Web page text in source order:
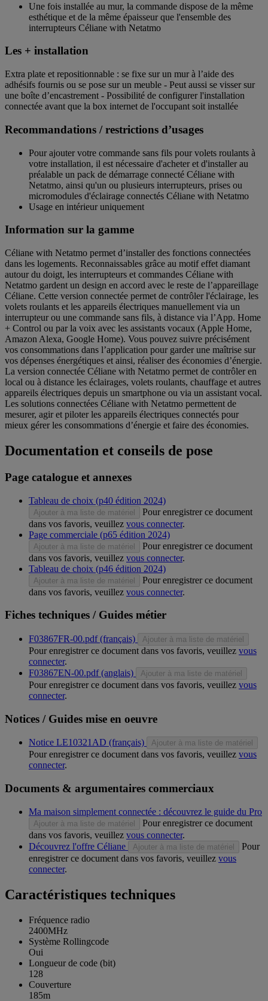
Une fois installée au mur, la commande dispose de la même
esthétique et de la même épaisseur que l'ensemble des
interrupteurs Céliane with Netatmo
Les + installation
Extra plate et repositionnable : se fixe sur un mur à l’aide des
adhésifs fournis ou se pose sur un meuble - Peut aussi se visser sur
une boîte d’encastrement - Possibilité de configurer l'installation
connectée avant que la box internet de l'occupant soit installée
Recommandations / restrictions d’usages
Pour ajouter votre commande sans fils pour volets roulants à
votre installation, il est nécessaire d'acheter et d'installer au
préalable un pack de démarrage connecté Céliane with
Netatmo, ainsi qu'un ou plusieurs interrupteurs, prises ou
micromodules d'éclairage connectés Céliane with Netatmo
Usage en intérieur uniquement
Information sur la gamme
Céliane with Netatmo permet d’installer des fonctions connectées
dans les logements. Reconnaissables grâce au motif effet diamant
autour du doigt, les interrupteurs et commandes Céliane with
Netatmo gardent un design en accord avec le reste de l’appareillage
Céliane. Cette version connectée permet de contrôler l'éclairage, les
volets roulants et les appareils électriques manuellement via un
interrupteur ou une commande sans fils, à distance via l’App. Home
+ Control ou par la voix avec les assistants vocaux (Apple Home,
Amazon Alexa, Google Home). Vous pouvez suivre précisément
vos consommations dans l’application pour garder une maîtrise sur
vos dépenses énergétiques et ainsi, réaliser des économies d’énergie.
La version connectée Céliane with Netatmo permet de contrôler en
local ou à distance les éclairages, volets roulants, chauffage et autres
appareils électriques depuis un smartphone ou via un assistant vocal.
Les solutions connectées Céliane with Netatmo permettent de
mesurer, agir et piloter les appareils électriques connectés pour
mieux gérer les consommations d’énergie et faire des économies.
Documentation et conseils de pose
Page catalogue et annexes
Tableau de choix (p40 édition 2024)
Ajouter à ma liste de matériel
Pour enregistrer ce document
dans vos favoris, veuillez vous connecter.
Page commerciale (p65 édition 2024)
Ajouter à ma liste de matériel
Pour enregistrer ce document
dans vos favoris, veuillez vous connecter.
Tableau de choix (p46 édition 2024)
Ajouter à ma liste de matériel
Pour enregistrer ce document
dans vos favoris, veuillez vous connecter.
Fiches techniques / Guides métier
F03867FR-00.pdf (français) Ajouter à ma liste de matériel
Pour enregistrer ce document dans vos favoris, veuillez vous
connecter.
F03867EN-00.pdf (anglais)
Ajouter à ma liste de matériel
Pour enregistrer ce document dans vos favoris, veuillez vous
connecter.
Notices / Guides mise en oeuvre
Notice LE10321AD (français) Ajouter à ma liste de matériel
Pour enregistrer ce document dans vos favoris, veuillez vous
connecter.
Documents & argumentaires commerciaux
Ma maison simplement connectée : découvrez le guide du Pro
Ajouter à ma liste de matériel
Pour enregistrer ce document
dans vos favoris, veuillez vous connecter.
Découvrez l'offre Céliane
Ajouter à ma liste de matériel
Pour
enregistrer ce document dans vos favoris, veuillez vous
connecter.
Caractéristiques techniques
Fréquence radio
2400MHz
Système Rollingcode
Oui
Longueur de code (bit)
128
Couverture
185m